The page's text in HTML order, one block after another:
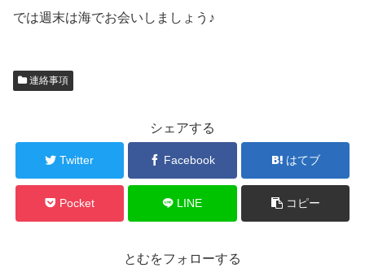
では週末は海でお会いしましょう♪
連絡事項
シェアする
Twitter Facebook はてブ
Pocket LINE コピー
とむをフォローする